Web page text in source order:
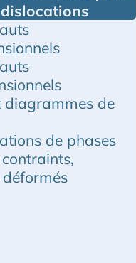
diagrammes de
de phases